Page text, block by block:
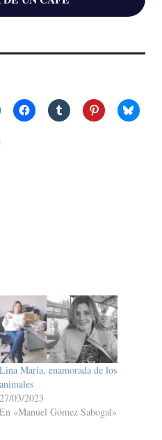
Lina María, enamorada de los
animales
27/03/2023
En «Manuel Gómez Sabogal»